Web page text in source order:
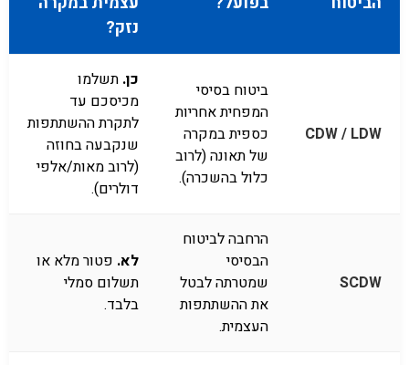
נזק?
CDW / LDW
ביטוח בסיסי
המפחית אחריות
כספית במקרה
של תאונה (לרוב
כלול בהשכרה).
כן. תשלמו
מכיסכם עד
לתקרת ההשתתפות
שנקבעה בחוזה
(לרוב מאות/אלפי
דולרים).
SCDW
הרחבה לביטוח
הבסיסי
שמטרתה לבטל
את ההשתתפות
העצמית.
לא. פטור מלא או
תשלום סמלי
בלבד.